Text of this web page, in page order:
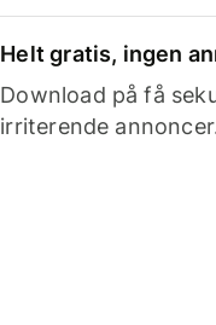
Helt gratis, ingen
Download på få
irriterende